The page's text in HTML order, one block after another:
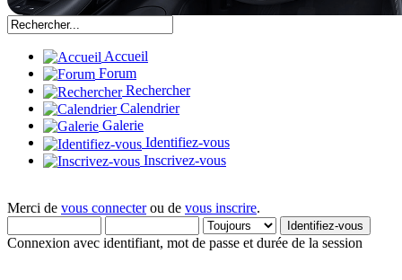
Accueil
Forum
Rechercher
Calendrier
Galerie
Identifiez-vous
Inscrivez-vous
Merci de vous connecterou de vous inscrire.
Connexion avec identifiant, mot de passe et durée de la session